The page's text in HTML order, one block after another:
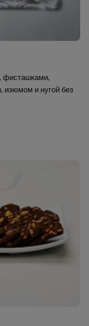
фисташками,
и нугой без